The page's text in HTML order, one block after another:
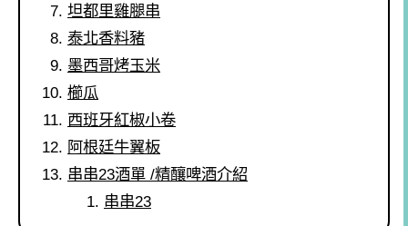
坦都里雞腿串
泰北香料豬
墨西哥烤玉米
櫛瓜
西班牙紅椒小卷
阿根廷牛翼板
串串23酒單 /精釀啤酒介紹
串串23